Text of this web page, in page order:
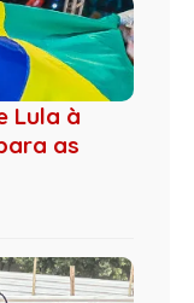
Lula à
as